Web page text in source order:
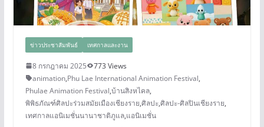
ข่าวประชาสัมพันธ์ เทศกาลและงาน
8 กรกฎาคม 2025
773 Views
animation,Phu Lae International Animation Festival,
Phulae Animation Festival,บ้านสิงหไคล,
พิพิธภัณฑ์ศิลปะร่วมสมัยเมืองเชียงราย,ศิลปะ,ศิลปะ-ศิลปินเชียงราย,
เทศกาลแอนิเมชั่นนานาชาติภูแล,แอนิเมชั่น